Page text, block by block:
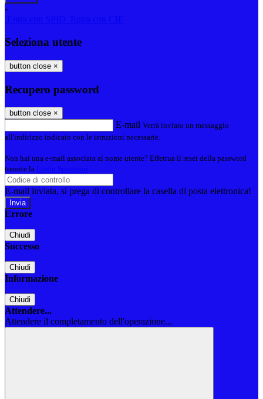
-
Seleziona utente
button close ×
Recupero password
button close ×
E-mail Verrà inviato un messaggio
all'indirizzo indicato con le istruzioni necessarie.
Non hai una e-mail associata al nome utente? Effettua il reset della password
tramite la
E-mail inviata, si prega di controllare la casella di posta elettronica!
Errore
Chiudi
Successo
Chiudi
Informazione
Chiudi
Attendere...
Attendere il completamento dell'operazione...